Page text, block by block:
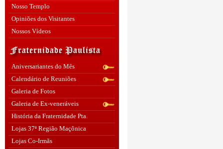
Nosso Templo
Opiniões dos Visitantes
Nossos Vídeos
Aniversariantes do Mês
Calendário de Reuniões
Galeria de Fotos
Galeria de Ex-veneráveis
História da Fraternidade Pta.
Lojas 37ª Região Maçônica
Lojas Co-Irmãs